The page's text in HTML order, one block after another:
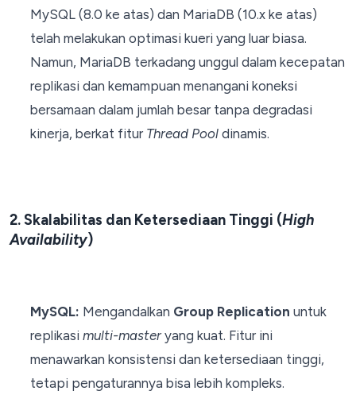
MySQL (8.0 ke atas) dan MariaDB (10.x ke atas)
telah melakukan optimasi kueri yang luar biasa.
Namun, MariaDB terkadang unggul dalam kecepatan
replikasi dan kemampuan menangani koneksi
bersamaan dalam jumlah besar tanpa degradasi
kinerja, berkat fitur Thread Pooldinamis.
2. Skalabilitas dan Ketersediaan Tinggi (High
Availability)
MySQL: Mengandalkan Group Replication untuk
replikasi multi-masteryang kuat. Fitur ini
menawarkan konsistensi dan ketersediaan tinggi,
tetapi pengaturannya bisa lebih kompleks.